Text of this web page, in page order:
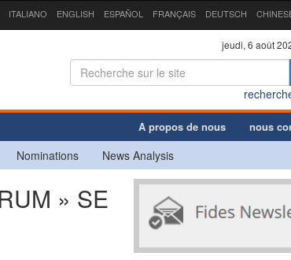
ITALIANO ENGLISH ESPAÑOL FRANÇAIS DEUTSCH
jeudi, 6 août
A propos de nous nous
Nominations News Analysis
» SE